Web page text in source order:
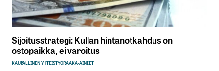
Sijoitusstrategi: Kullan hintanotkahdus on
ostopaikka, ei varoitus
KAUPALLINEN YHTEISTYÖRAAKA-AINEET